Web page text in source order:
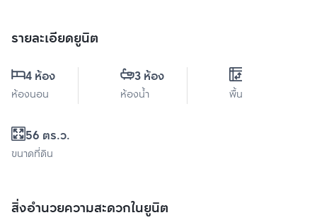
รายละเอียดยูนิต
4 ห้อง
ห้องนอน
3 ห้อง
ห้องน้ำ พื้นที่ใช้สอย
56 ตร.ว.
ขนาดที่ดิน
สิ่งอำนวยความสะดวกในยูนิต